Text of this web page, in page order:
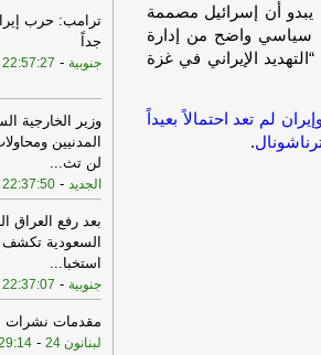
يبدو أن إسرائيل مصممة
سياسي واضح من إدارة
الإيراني في غزة
لم تعد احتمالاً بعيداً
.
ترامب: حرب
جداً
جنوبية -
22:57:27
وزير الخارجية
المدنيين
لن تث...
الجديد -
22:37:50
بعد رفع العراق
السعودية
استخبا...
جنوبية -
22:37:07
مقدمات نشرات
لبنانون 24 -